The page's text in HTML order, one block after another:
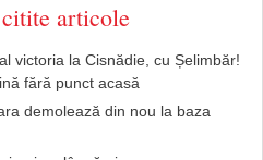
articole
victoria la Cisnădie, cu Șelimbăr!
fără punct acasă
demolează din nou la baza